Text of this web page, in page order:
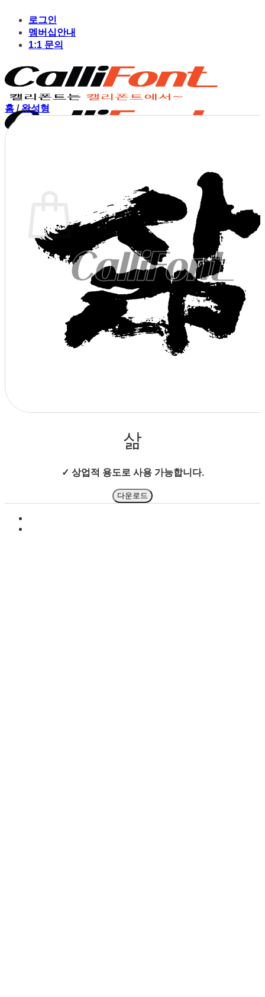
content
로그인
멤버십안내
1:1 문의
장바구니에 상품이 없습니다.
상점으로 돌아가기
홈 / 완성형
삶
✓ 상업적 용도로 사용 가능합니다.
다운로드